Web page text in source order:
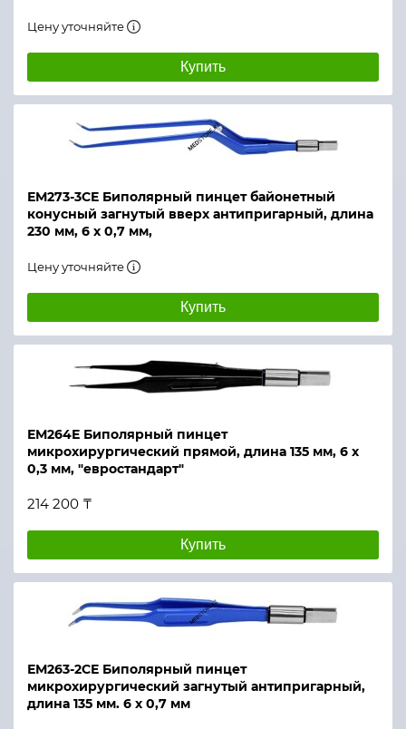
Цену уточняйте
Купить
ЕМ273-3СЕ Биполярный пинцет байонетный
конусный загнутый вверх антипригарный, длина
230 мм, 6 х 0,7 мм,
Цену уточняйте
Купить
ЕМ264Е Биполярный пинцет
микрохирургический прямой, длина 135 мм, 6 х
0,3 мм, "евростандарт"
214 200 ₸
Купить
ЕМ263-2СЕ Биполярный пинцет
микрохирургический загнутый антипригарный,
длина 135 мм. 6 х 0,7 мм